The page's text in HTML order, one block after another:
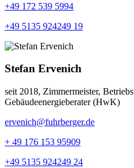
+49 172 539 5994
+49 5135 924249 19
Stefan Ervenich
seit 2018, Zimmermeister,
Gebäudeenergieberater (HwK)
ervenich@fuhrberger.de
+ 49 176 153 95909
+49 5135 924249 24